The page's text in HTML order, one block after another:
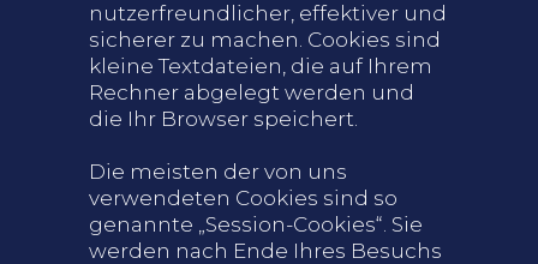
nutzerfreundlicher, effektiver und
sicherer zu machen. Cookies sind
kleine Textdateien, die auf Ihrem
Rechner abgelegt werden und
die Ihr Browser speichert.
Die meisten der von uns
verwendeten Cookies sind so
genannte „Session-Cookies“. Sie
werden nach Ende Ihres Besuchs